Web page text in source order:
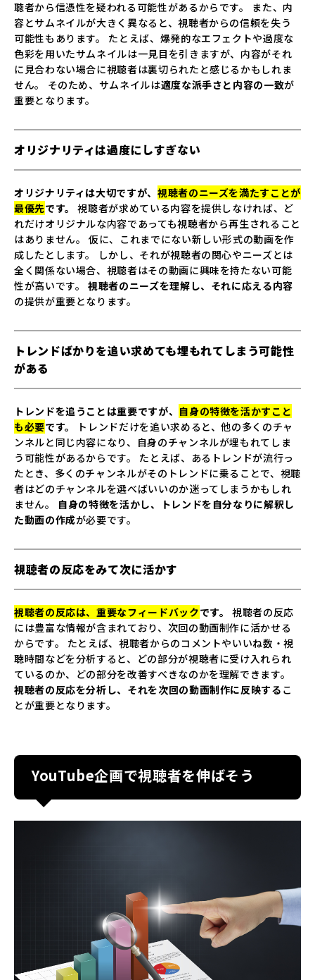
聴者から信憑性を疑われる可能性があるからです。 また、内
容とサムネイルが大きく異なると、視聴者からの信頼を失う
可能性もあります。 たとえば、爆発的なエフェクトや過度な
色彩を用いたサムネイルは一見目を引きますが、内容がそれ
に見合わない場合に視聴者は裏切られたと感じるかもしれま
せん。 そのため、サムネイルは適度な派手さと内容の一致が
重要となります。
オリジナリティは過度にしすぎない
オリジナリティは大切ですが、 視聴者のニーズを満たすことが
最優先です。
視聴者が求めている内容を提供しなければ、ど
れだけオリジナルな内容であっても視聴者から再生されること
はありません。 仮に、これまでにない新しい形式の動画を作
成したとします。 しかし、それが視聴者の関心やニーズとは
全く関係ない場合、視聴者はその動画に興味を持たない可能
性が高いです。視聴者のニーズを理解し、それに応える内容
の提供が重要となります。
トレンドばかりを追い求めても埋もれてしまう可能性
がある
トレンドを追うことは重要ですが、 自身の特徴を活かすこと
も必要です。
トレンドだけを追い求めると、他の多くのチャ
ンネルと同じ内容になり、自身のチャンネルが埋もれてしま
う可能性があるからです。 たとえば、あるトレンドが流行っ
たとき、多くのチャンネルがそのトレンドに乗ることで、視聴
者はどのチャンネルを選べばいいのか迷ってしまうかもしれ
ません。 自身の特徴を活かし、トレンドを自分なりに解釈し
た動画の作成が必要です。
視聴者の反応をみて次に活かす
視聴者の反応は、重要なフィードバックです。
視聴者の反応
には豊富な情報が含まれており、次回の動画制作に活かせる
からです。 たとえば、視聴者からのコメントやいいね数・視
聴時間などを分析すると、どの部分が視聴者に受け入れられ
ているのか、どの部分を改善すべきなのかを理解できます。
視聴者の反応を分析し、それを次回の動画制作に反映する こ
とが重要となります。
YouTube企画で視聴者を伸ばそう